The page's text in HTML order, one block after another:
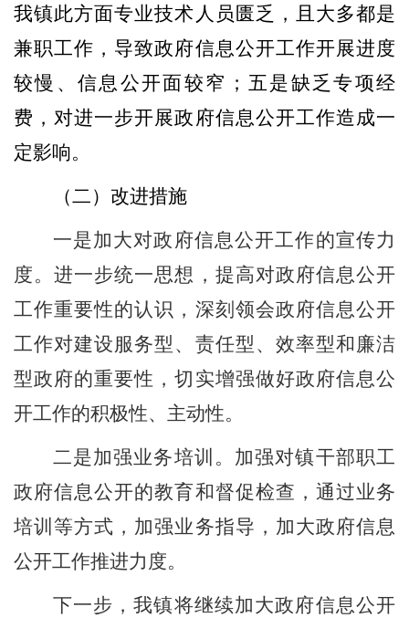
我镇此方面专业技术人员匮乏，且大多都是
兼职工作，导致政府信息公开工作开展进度
较慢、信息公开面较窄；五是缺乏专项经
费，对进一步开展政府信息公开工作造成一
定影响。
（二）改进措施
一是加大对政府信息公开工作的宣传力
度。进一步统一思想，提高对政府信息公开
工作重要性的认识，深刻领会政府信息公开
工作对建设服务型、责任型、效率型和廉洁
型政府的重要性，切实增强做好政府信息公
开工作的积极性、主动性。
二是加强业务培训。加强对镇干部职工
政府信息公开的教育和督促检查，通过业务
培训等方式，加强业务指导，加大政府信息
公开工作推进力度。
下一步，我镇将继续加大政府信息公开